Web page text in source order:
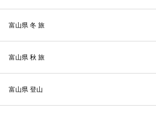
富山県 冬 旅
富山県 秋 旅
富山県 登山